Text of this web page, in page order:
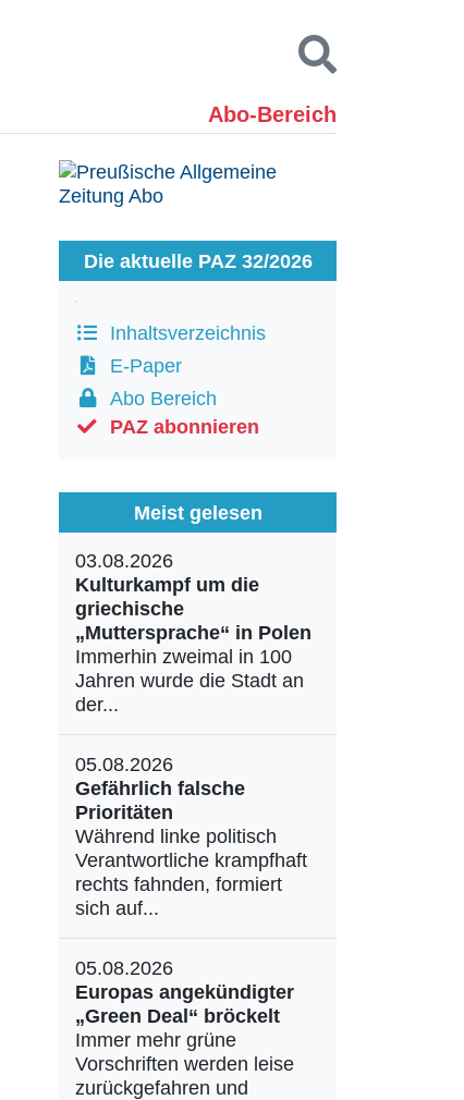
Abo-Bereich
Kontakt
Die aktuelle PAZ 32/2026
Inhaltsverzeichnis
E-Paper
Abo Bereich
PAZ abonnieren
Meist gelesen
03.08.2026
Kulturkampf um die
griechische
„Muttersprache“ in Polen
Immerhin zweimal in 100
Jahren wurde die Stadt an
der...
05.08.2026
Gefährlich falsche
Prioritäten
Während linke politisch
Verantwortliche krampfhaft
rechts fahnden, formiert
sich auf...
05.08.2026
Europas angekündigter
„Green Deal“ bröckelt
Immer mehr grüne
Vorschriften werden leise
zurückgefahren und